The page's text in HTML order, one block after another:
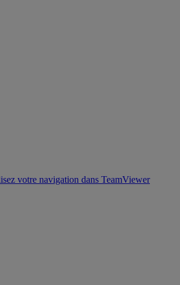
votre navigation dans TeamViewer